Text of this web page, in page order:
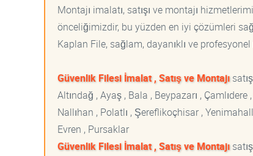
Montajı imalatı, satışı ve montajı
önceliğimizdir, bu yüzden en iyi çözümleri
Kaplan File, sağlam, dayanıklı ve
Güvenlik Filesi İmalat , Satış ve Montajı
Altındağ , Ayaş , Bala , Beypazarı ,
Nallıhan , Polatlı , Şereflikoçhisar ,
Evren , Pursaklar
Güvenlik Filesi İmalat , Satış ve Montajı